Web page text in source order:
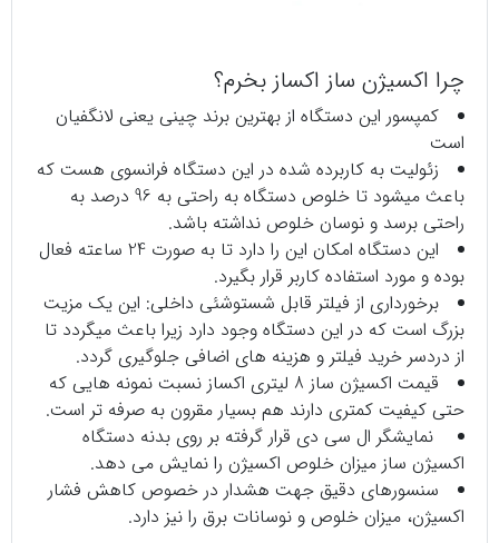
چرا اکسیژن ساز اکساز بخرم؟
کمپسور این دستگاه از بهترین برند چینی یعنی لانگفیان
است
زئولیت به کاربرده شده در این دستگاه فرانسوی هست که
باعث میشود تا خلوص دستگاه به راحتی به 96 درصد به
راحتی برسد و نوسان خلوص نداشته باشد.
این دستگاه امکان این را دارد تا به صورت 24 ساعته فعال
بوده و مورد استفاده کاربر قرار بگیرد.
برخورداری از فیلتر قابل شستوشئی داخلی: این یک مزیت
بزرگ است که در این دستگاه وجود دارد زیرا باعث میگردد تا
از دردسر خرید فیلتر و هزینه های اضافی جلوگیری گردد.
قیمت اکسیژن ساز 8 لیتری اکساز نسبت نمونه هایی که
حتی کیفیت کمتری دارند هم بسیار مقرون به صرفه تر است.
نمایشگر ال سی دی قرار گرفته بر روی بدنه دستگاه
اکسیژن ساز میزان خلوص اکسیژن را نمایش می دهد.
سنسورهای دقیق جهت هشدار در خصوص کاهش فشار
اکسیژن، میزان خلوص و نوسانات برق را نیز دارد.